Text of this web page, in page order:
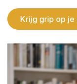
Krijg grip op je